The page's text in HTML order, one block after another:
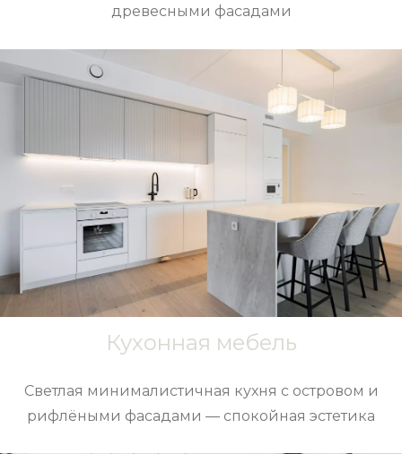
древесными фасадами
Кухонная мебель
Светлая минималистичная кухня с островом и
рифлёными фасадами — спокойная эстетика